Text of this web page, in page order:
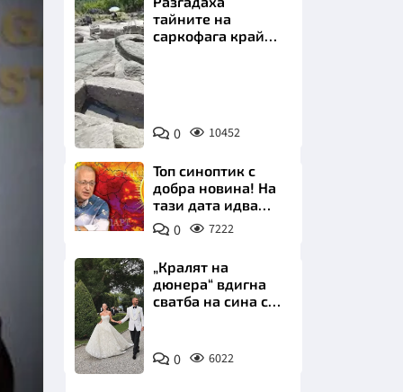
Снимка:
Bulgaria
ON
AIR
тайните на
саркофага край
0 10452
Топ синоптик с
добра новина! На
тази дата идва
захлаждането
0 7222
Снимка:
Инстаграм
„Кралят на
дюнера“ вдигна
сватба на сина си
Комо
0 6022